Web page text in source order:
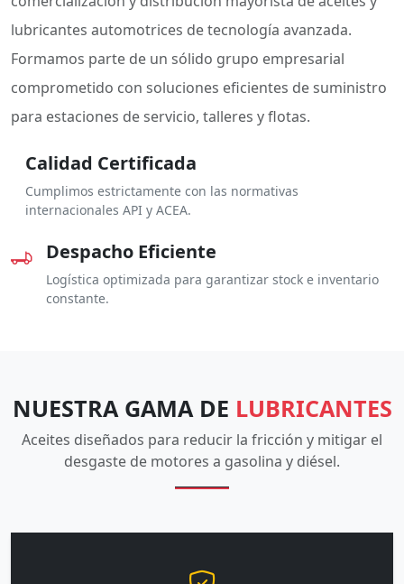
lubricantes automotrices de tecnología avanzada.
Formamos parte de un sólido grupo empresarial
comprometido con soluciones eficientes de suministro
para estaciones de servicio, talleres y flotas.
Calidad Certificada
Cumplimos estrictamente con las normativas
internacionales API y ACEA.
Despacho Eficiente
Logística optimizada para garantizar stock e inventario
constante.
NUESTRA GAMA DE LUBRICANTES
Aceites diseñados para reducir la fricción y mitigar el
desgaste de motores a gasolina y diésel.